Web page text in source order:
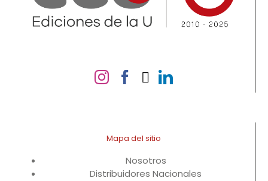
Mapa del sitio
Nosotros
Distribuidores Nacionales